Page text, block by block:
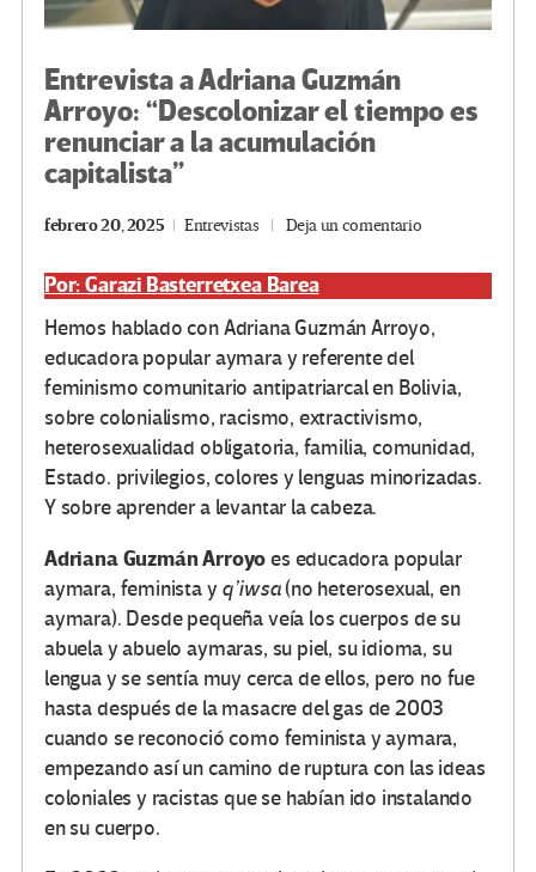
Entrevista a Adriana Guzmán
Arroyo: “Descolonizar el tiempo es
renunciar a la acumulación
capitalista”
febrero 20, 2025 Entrevistas Deja un comentario
Por: Garazi Basterretxea Barea
Hemos hablado con Adriana Guzmán Arroyo,
educadora popular aymara y referente del
feminismo comunitario antipatriarcal en Bolivia,
sobre colonialismo, racismo, extractivismo,
heterosexualidad obligatoria, familia, comunidad,
Estado. privilegios, colores y lenguas minorizadas.
Y sobre aprender a levantar la cabeza.
Adriana Guzmán Arroyoes educadora popular
aymara, feminista y q’iwsa(no heterosexual, en
aymara). Desde pequeña veía los cuerpos de su
abuela y abuelo aymaras, su piel, su idioma, su
lengua y se sentía muy cerca de ellos, pero no fue
hasta después de la masacre del gas de 2003
cuando se reconoció como feminista y aymara,
empezando así un camino de ruptura con las ideas
coloniales y racistas que se habían ido instalando
en su cuerpo.